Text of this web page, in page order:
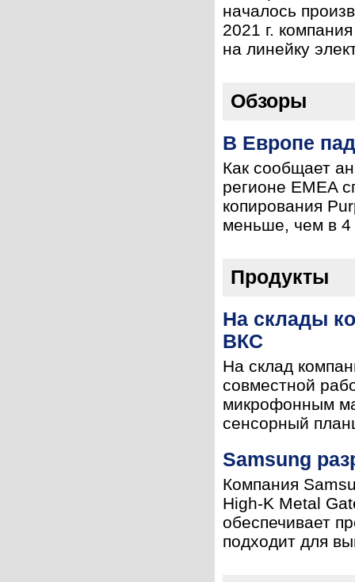
началось
2021 г.
на линейку
Обзоры
В Европе
Как сообщает
регионе EMEA
копирования
меньше, чем в 4
Продукты
На склады
ВКС
На склад
совместной
микрофонным
сенсорный
Samsung
Компания
High-K Metal
обеспечивает
подходит для